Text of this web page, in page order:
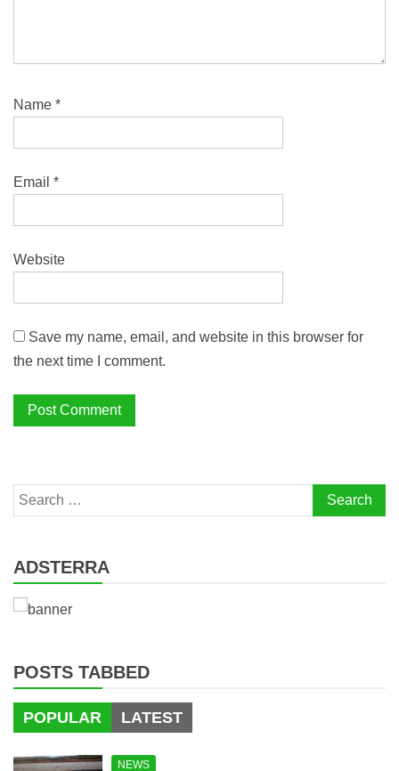
Name *
Email *
Website
Save my name, email, and website in this browser for
the next time I comment.
Search
for:
ADSTERRA
POSTS TABBED
POPULAR LATEST
NEWS